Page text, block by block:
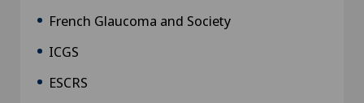
French Glaucoma and Society
ICGS
ESCRS